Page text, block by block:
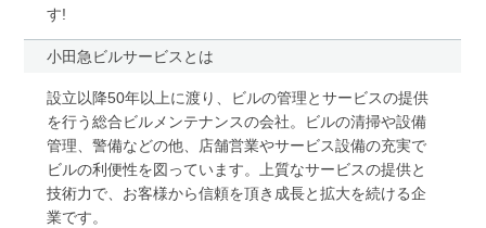
す!
小田急ビルサービスとは
設立以降50年以上に渡り、ビルの管理とサービスの提供
を行う総合ビルメンテナンスの会社。ビルの清掃や設備
管理、警備などの他、店舗営業やサービス設備の充実で
ビルの利便性を図っています。上質なサービスの提供と
技術力で、お客様から信頼を頂き成長と拡大を続ける企
業です。